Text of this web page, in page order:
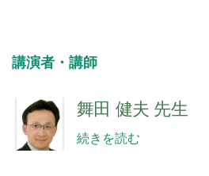
講演者・講師
舞田 健夫 先生
続きを読む